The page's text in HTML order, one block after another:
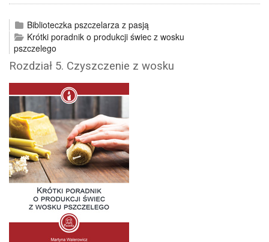
Biblioteczka pszczelarza z pasją
Krótki poradnik o produkcji świec z wosku
pszczelego
Rozdział 5. Czyszczenie z wosku